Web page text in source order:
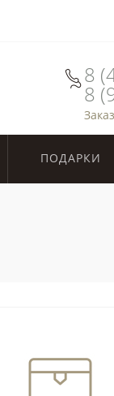
8
8
ПОДАРКИ